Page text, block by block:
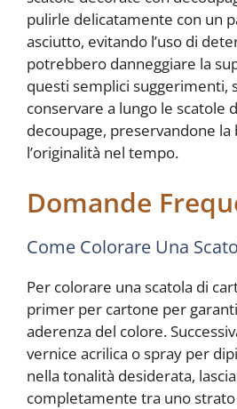
pulirle delicatamente con un
asciutto, evitando l’uso di
potrebbero danneggiare la
questi semplici suggerimenti,
conservare a lungo le scatole
decoupage, preservandone la
l’originalità nel tempo.
Domande
Come Colorare Una
Per colorare una scatola di
primer per cartone per
aderenza del colore.
vernice acrilica o spray per
nella tonalità desiderata,
completamente tra uno strato